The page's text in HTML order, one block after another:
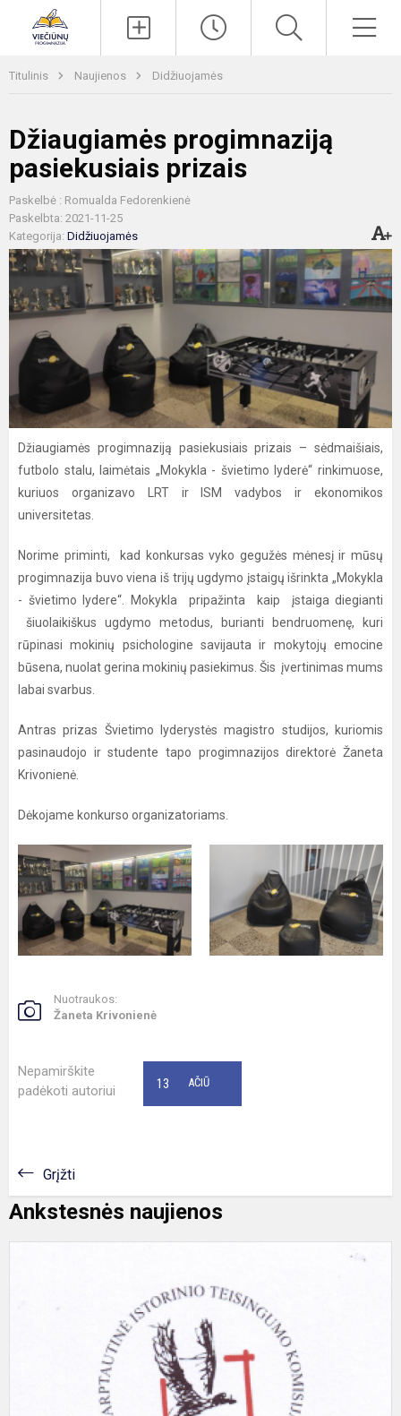
Titulinis Naujienos Didžiuojamės
Džiaugiamės progimnaziją
pasiekusiais prizais
Paskelbė : Romualda Fedorenkienė
Paskelbta: 2021-11-25
Kategorija: Didžiuojamės
Džiaugiamės progimnaziją pasiekusiais prizais – sėdmaišiais,
futbolo stalu, laimėtais „Mokykla - švietimo lyderė“ rinkimuose,
kuriuos organizavo LRT ir ISM vadybos ir ekonomikos
universitetas.
Norime priminti, kad konkursas vyko gegužės mėnesį ir mūsų
progimnazija buvo viena iš trijų ugdymo įstaigų išrinkta „Mokykla
- švietimo lydere“. Mokykla pripažinta kaip įstaiga diegianti
šiuolaikiškus ugdymo metodus, burianti bendruomenę, kuri
rūpinasi mokinių psichologine savijauta ir mokytojų emocine
būsena, nuolat gerina mokinių pasiekimus. Šis įvertinimas mums
labai svarbus.
Antras prizas Švietimo lyderystės magistro studijos, kuriomis
pasinaudojo ir studente tapo progimnazijos direktorė Žaneta
Krivonienė.
Dėkojame konkurso organizatoriams.
Nuotraukos:
Žaneta Krivonienė
Nepamirškite
padėkoti autoriui
AČIŪ
13
Grįžti
Ankstesnės naujienos